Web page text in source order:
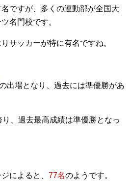
ですが、多くの運動部が全国大
名門校です。
サッカーが特に有名ですね。
出場となり、過去には準優勝があ
り、過去最高成績は準優勝となっ
によると、 77名のようです。